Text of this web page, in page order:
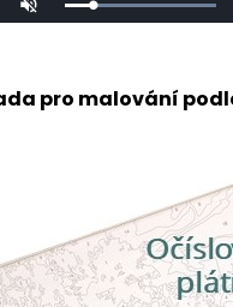
Unmute Loaded:
100.00%
pro malování